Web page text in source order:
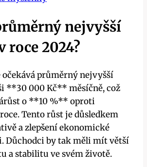
nejvyšší
roce 2024?
očekává průměrný nejvyšší
**30 000 Kč** měsíčně, což
o **10 %** oproti
Tento růst je důsledkem
a zlepšení ekonomické
Důchodci by tak měli mít větší
a stabilitu ve svém životě.